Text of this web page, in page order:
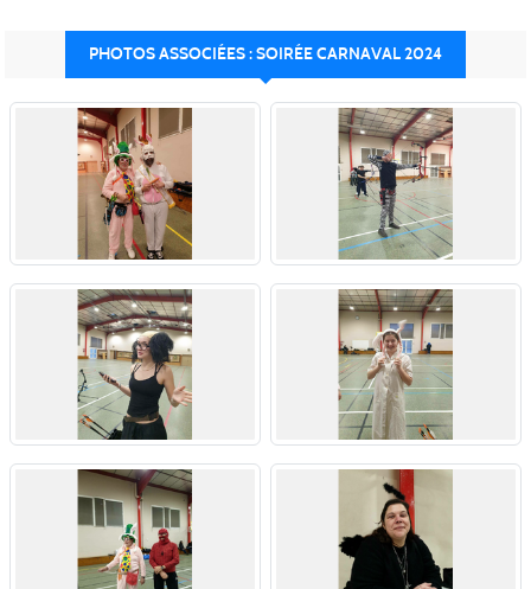
PHOTOS ASSOCIÉES : SOIRÉE CARNAVAL 2024